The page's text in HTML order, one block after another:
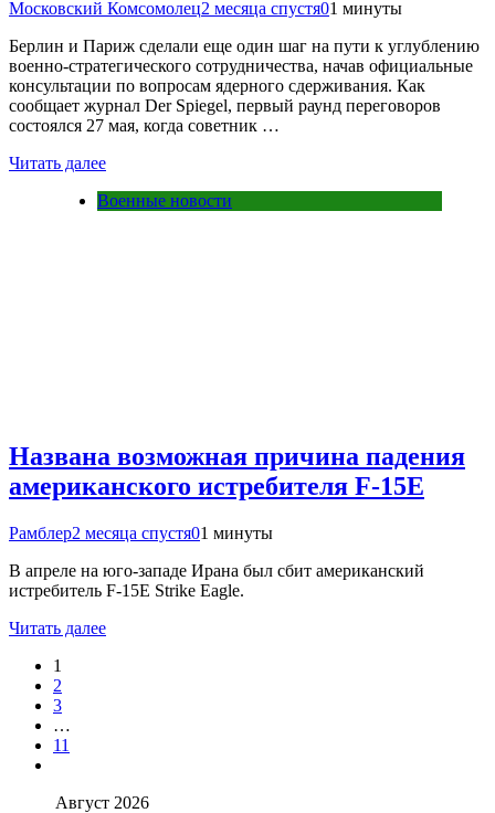
Московский Комсомолец2 месяца спустя01 минуты
Берлин и Париж сделали еще один шаг на пути к углублению
военно-стратегического сотрудничества, начав официальные
консультации по вопросам ядерного сдерживания. Как
сообщает журнал Der Spiegel, первый раунд переговоров
состоялся 27 мая, когда советник …
Читать далее
Военные новости
Названа возможная причина падения
американского истребителя F-15E
Рамблер2 месяца спустя01 минуты
В апреле на юго-западе Ирана был сбит американский
истребитель F-15E Strike Eagle.
Читать далее
1
2
3
…
11
Август 2026